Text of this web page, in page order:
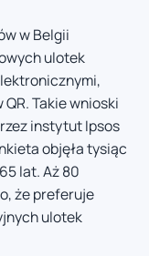
w Belgii
ulotek
Takie wnioski
instytut Ipsos
objęła tysiąc
lat. Aż 80
że preferuje
ulotek